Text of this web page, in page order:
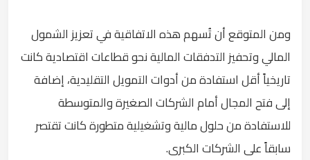
ومن المتوقع أن تُسهم هذه الاتفاقية في تعزيز الشمول
المالي وتحفيز التدفقات المالية نحو قطاعات اقتصادية كانت
تاريخياً أقل استفادة من أدوات التمويل التقليدية، إضافة
إلى فتح المجال أمام الشركات الصغيرة والمتوسطة
للاستفادة من حلول مالية وتشغيلية متطورة كانت تقتصر
سابقاً على الشركات الكبرى.